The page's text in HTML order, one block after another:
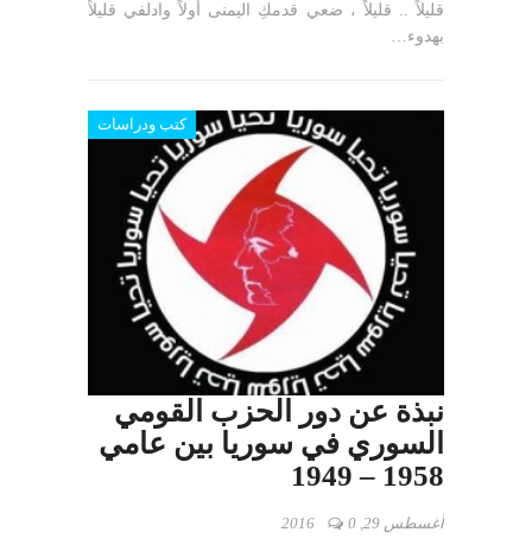
قليلاً .. قليلاً ، ضعي قدمكِ اليمنى أولاً وادلفي قليلاً
بهدوء…
كتب ودراسات
نبذة عن دور الحزب القومي
السوري في سوريا بين عامي
1958 – 1949
أغسطس 29, 2016 0